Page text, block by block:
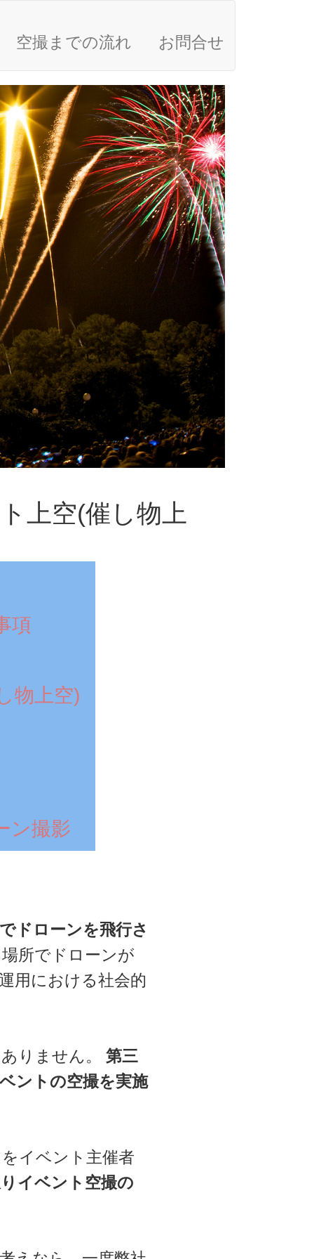
空撮までの流れ お問合せ
上空(催し物上
項
物上空)
ン撮影
ドローンを飛行さ
所でドローンが
用における社会的
りません。 第三
ントの空撮を実施
イベント主催者
イベント空撮の